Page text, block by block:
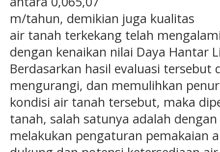
m/tahun, demikian juga kualitas
air tanah terkekang telah
dengan kenaikan nilai Daya Hantar
Berdasarkan hasil evaluasi
mengurangi, dan memulihkan
kondisi air tanah tersebut, maka
tanah, salah satunya adalah
melakukan pengaturan pemakaian